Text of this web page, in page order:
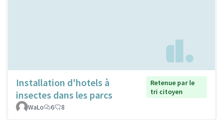
Installation d'hotels à
insectes dans les parcs
Retenue par le
tri citoyen
WaLo
6 8